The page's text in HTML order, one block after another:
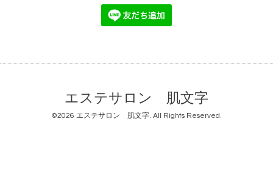
エステサロン 肌文字
©2026 エステサロン 肌文字. All Rights Reserved.